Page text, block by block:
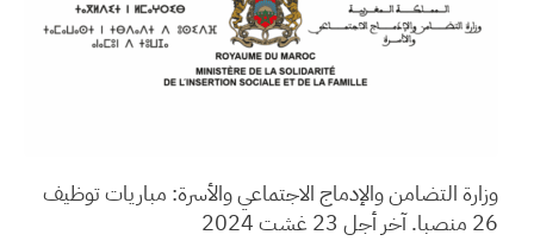
وزارة التضامن والإدماج الاجتماعي والأسرة: مباريات توظيف
26 منصبا. آخر أجل 23 غشت 2024